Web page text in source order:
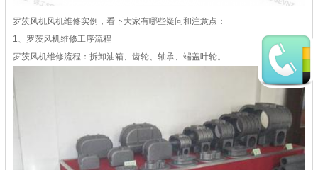
罗茨风机风机维修实例，看下大家有哪些疑问和注意点：
1、罗茨风机维修工序流程
罗茨风机维修流程：拆卸油箱、齿轮、轴承、端盖叶轮。